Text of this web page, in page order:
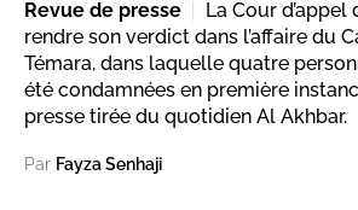
Revue de presse
La Cour
rendre son verdict dans l’affaire du
Témara, dans laquelle quatre
été condamnées en première
presse tirée du quotidien Al Akhbar.
Par Fayza Senhaji